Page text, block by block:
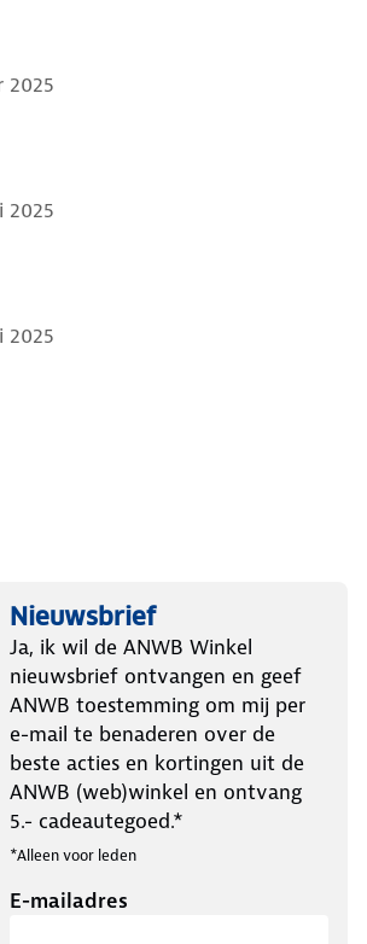
2025
2025
2025
Nieuwsbrief
Ja, ik wil de ANWB Winkel
nieuwsbrief ontvangen en geef
ANWB toestemming om mij per
e-mail te benaderen over de
beste acties en kortingen uit de
ANWB (web)winkel en ontvang
5.- cadeautegoed.*
*Alleen voor leden
E-mailadres